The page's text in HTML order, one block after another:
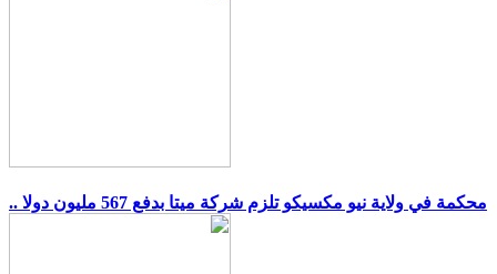
.. محكمة في ولاية نيو مكسيكو تلزم شركة ميتا بدفع 567 مليون دولا